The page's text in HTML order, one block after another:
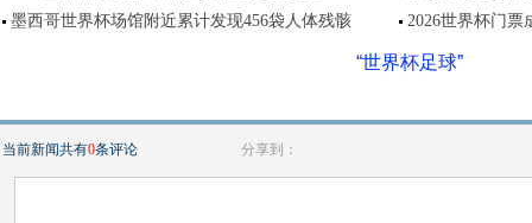
墨西哥世界杯场馆附近累计发现456袋人体残骸
2026世界杯门票
“世界杯足球”
当前新闻共有0条评论 分享到：